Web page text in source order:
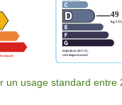
usage standard